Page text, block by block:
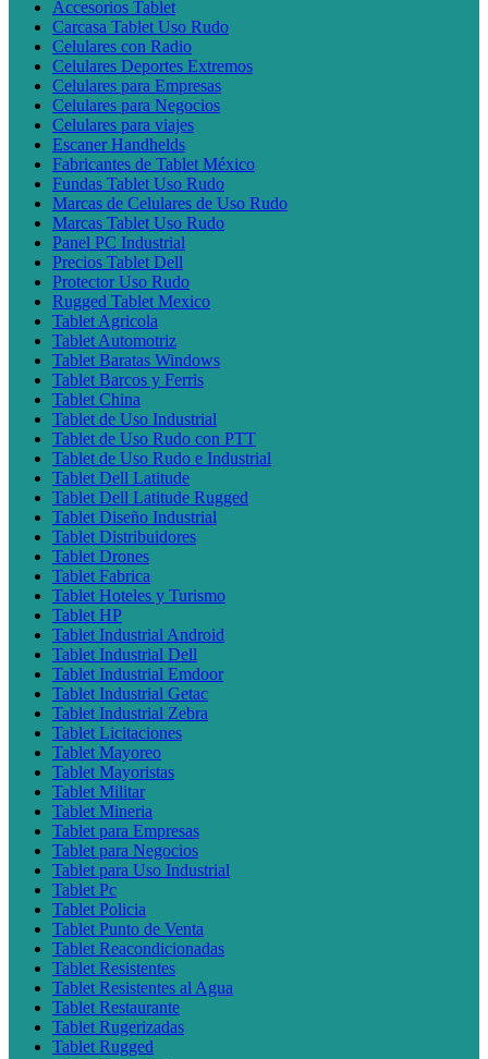
Accesorios Tablet
Carcasa Tablet Uso Rudo
Celulares con Radio
Celulares Deportes Extremos
Celulares para Empresas
Celulares para Negocios
Celulares para viajes
Escaner Handhelds
Fabricantes de Tablet México
Fundas Tablet Uso Rudo
Marcas de Celulares de Uso Rudo
Marcas Tablet Uso Rudo
Panel PC Industrial
Precios Tablet Dell
Protector Uso Rudo
Rugged Tablet Mexico
Tablet Agricola
Tablet Automotriz
Tablet Baratas Windows
Tablet Barcos y Ferris
Tablet China
Tablet de Uso Industrial
Tablet de Uso Rudo con PTT
Tablet de Uso Rudo e Industrial
Tablet Dell Latitude
Tablet Dell Latitude Rugged
Tablet Diseño Industrial
Tablet Distribuidores
Tablet Drones
Tablet Fabrica
Tablet Hoteles y Turismo
Tablet HP
Tablet Industrial Android
Tablet Industrial Dell
Tablet Industrial Emdoor
Tablet Industrial Getac
Tablet Industrial Zebra
Tablet Licitaciones
Tablet Mayoreo
Tablet Mayoristas
Tablet Militar
Tablet Mineria
Tablet para Empresas
Tablet para Negocios
Tablet para Uso Industrial
Tablet Pc
Tablet Policia
Tablet Punto de Venta
Tablet Reacondicionadas
Tablet Resistentes
Tablet Resistentes al Agua
Tablet Restaurante
Tablet Rugerizadas
Tablet Rugged